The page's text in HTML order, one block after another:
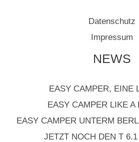
Datenschutz
Impressum
NEWS
EASY CAMPER, EINE
EASY CAMPER LIKE A
EASY CAMPER UNTERM
JETZT NOCH DEN T